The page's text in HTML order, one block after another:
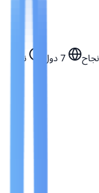
دول
نبدأ